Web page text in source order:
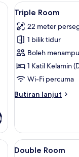
Lihat
semua
foto
untuk
Triple
Room
5
Triple Room
22 meter
1 bilik tidur
Boleh
1 Katil Kelamin
Wi-Fi percuma
Butiran lanjut
Butiran
Room
Lihat
6
Double Room